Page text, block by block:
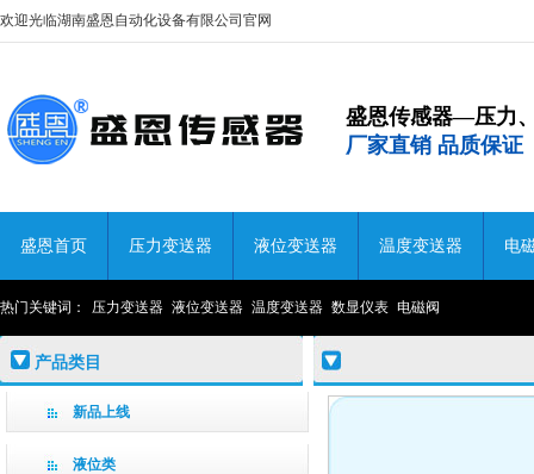
欢迎光临湖南盛恩自动化设备有限公司官网
盛恩传感器—压力
厂家直销 品质保证
盛恩首页 压力变送器 液位变送器 温度变送器 电
热门关键词： 压力变送器 液位变送器 温度变送器 数显仪表 电磁阀
产品类目
新品上线
液位类